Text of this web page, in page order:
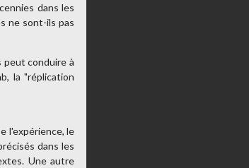
dans les
ne sont-ils pas
peut conduire à
la "réplication
l'expérience, le
dans les
Une autre